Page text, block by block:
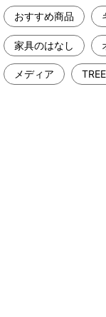
おすすめ商品
家具のはなし
メディア